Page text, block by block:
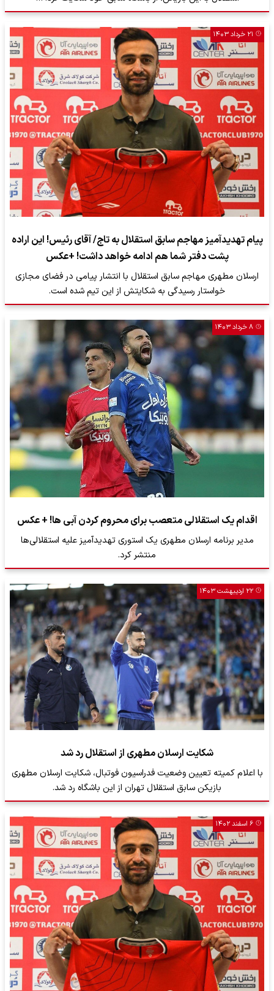
۲۱ خرداد ۱۴۰۳
پیام تهدیدآمیز مهاجم سابق استقلال به تاج/ آقای رئیس! این اراده
پشت دفتر شما هم ادامه خواهد داشت! +عکس
ارسلان مطهری مهاجم سابق استقلال با انتشار پیامی در فضای مجازی
خواستار رسیدگی به شکایتش از این تیم شده است.
۸ خرداد ۱۴۰۳
اقدام یک استقلالی متعصب برای محروم کردن آبی ها! + عکس
مدیر برنامه ارسلان مطهری یک استوری تهدیدآمیز علیه استقلالی‌ها
منتشر کرد.
۲۲ اردیبهشت ۱۴۰۳
شکایت ارسلان مطهری از استقلال رد شد
با اعلام کمیته تعیین وضعیت فدراسیون فوتبال، شکایت ارسلان مطهری
بازیکن سابق استقلال تهران از این باشگاه رد شد.
۶ اسفند ۱۴۰۲